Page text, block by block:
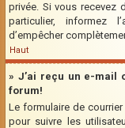
privée. Si vous recevez
particulier, informez
d’empêcher
Haut
» J’ai reçu un e-mail
forum!
Le formulaire de
pour suivre les